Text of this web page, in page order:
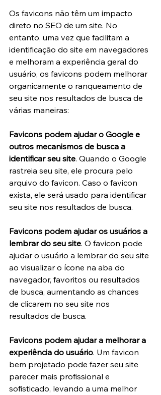
Os favicons não têm um impacto
direto no SEO de um site. No
entanto, uma vez que facilitam a
identificação do site em navegadores
e melhoram a experiência geral do
usuário, os favicons podem melhorar
organicamente o ranqueamento de
seu site nos resultados de busca de
várias maneiras:
Favicons podem ajudar o Google e
outros mecanismos de busca a
identificar seu site. Quando o Google
rastreia seu site, ele procura pelo
arquivo do favicon. Caso o favicon
exista, ele será usado para identificar
seu site nos resultados de busca.
Favicons podem ajudar os usuários a
lembrar do seu site. O favicon pode
ajudar o usuário a lembrar do seu site
ao visualizar o ícone na aba do
navegador, favoritos ou resultados
de busca, aumentando as chances
de clicarem no seu site nos
resultados de busca.
Favicons podem ajudar a melhorar a
experiência do usuário. Um favicon
bem projetado pode fazer seu site
parecer mais profissional e
sofisticado, levando a uma melhor